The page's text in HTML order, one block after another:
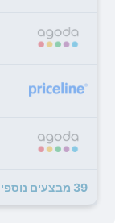
39 מבצעים נוספים לSairee Hut Resort Koh Tao